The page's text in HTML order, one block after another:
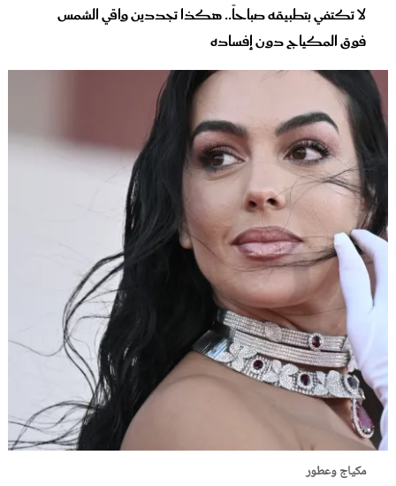
لا تكتفي بتطبيقه صباحاً.. هكذا تجددين واقي الشمس
فوق المكياج دون إفساده
مكياج وعطور